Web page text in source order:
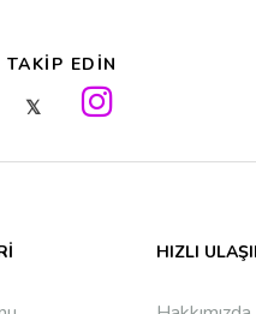
TAKİP EDİN
𝕏
HIZLI